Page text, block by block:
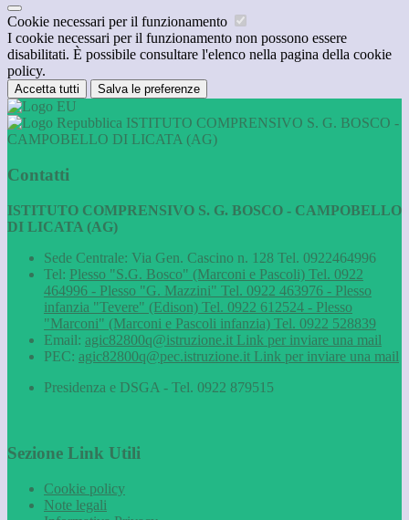
Cookie necessari per il funzionamento
I cookie necessari per il funzionamento non possono essere
disabilitati. È possibile consultare l'elenco nella pagina della cookie
policy.
Accetta tutti Salva le preferenze
ISTITUTO COMPRENSIVO S. G. BOSCO -
CAMPOBELLO DI LICATA (AG)
Contatti
ISTITUTO COMPRENSIVO S. G. BOSCO - CAMPOBELLO
DI LICATA (AG)
Sede Centrale: Via Gen. Cascino n. 128 Tel. 0922464996
Tel: Plesso "S.G. Bosco" (Marconi e Pascoli) Tel. 0922
464996 - Plesso "G. Mazzini" Tel. 0922 463976 - Plesso
infanzia "Tevere" (Edison) Tel. 0922 612524 - Plesso
"Marconi" (Marconi e Pascoli infanzia) Tel. 0922 528839
Email: agic82800q@istruzione.it Link per inviare una mail
PEC: agic82800q@pec.istruzione.it Link per inviare una mail
Presidenza e DSGA - Tel. 0922 879515
Sezione Link Utili
Cookie policy
Note legali